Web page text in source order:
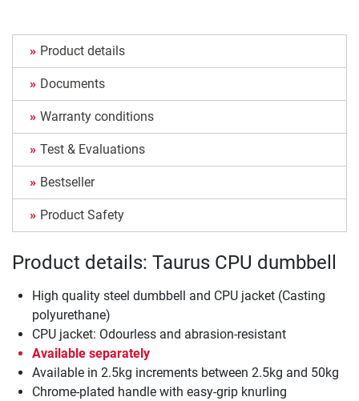
Product details
Documents
Warranty conditions
Test & Evaluations
Bestseller
Product Safety
Product details: Taurus CPU dumbbell
High quality steel dumbbell and CPU jacket (Casting
polyurethane)
CPU jacket: Odourless and abrasion-resistant
Available separately
Available in 2.5kg increments between 2.5kg and 50kg
Chrome-plated handle with easy-grip knurling